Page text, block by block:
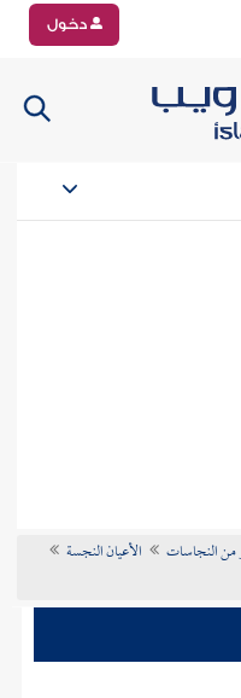
دخول
من النجاسات
الأعيان النجسة